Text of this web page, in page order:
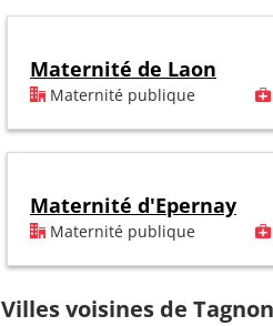
Maternité de Laon
Maternité publique
Maternité d'Epernay
Maternité publique
Villes voisines de Tagnon